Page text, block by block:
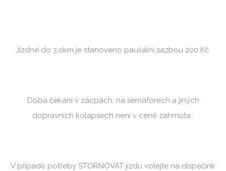
Jízdné do 3,0km je stanoveno paušální sazbou 200 Kč.
Doba čekání v zácpách, na semaforech a jiných
dopravních kolapsech není v ceně zahrnuta.
V případě potřeby STORNOVAT jízdu volejte na dispečink